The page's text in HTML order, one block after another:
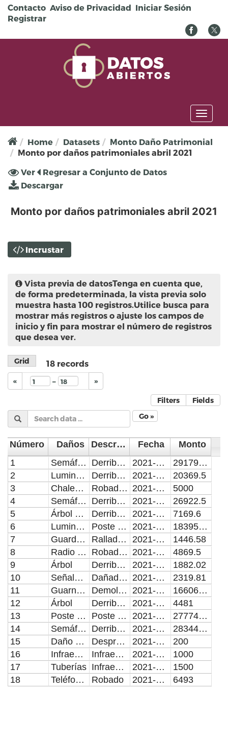
Pasar al contenido principal
Contacto Aviso de Privacidad Iniciar Sesión
Registrar
Toggle
Home
Datasets
Monto Daño Patrimonial
Monto por daños patrimoniales abril 2021
Solapas principales
Ver (solapa
activa)
Regresar a Conjunto de Datos
Descargar
Monto por daños patrimoniales abril 2021
Incrustar
Vista previa de datosTenga en cuenta que,
de forma predeterminada, la vista previa solo
muestra hasta 100 registros.Utilice busca para
mostrar más registros o ajuste los campos de
inicio y fin para mostrar el número de registros
que desea ver.
Grid 18 records
« – »
Filters
Fields
Go »
Número Daños Descripción Fecha
Monto
1
Semáforo Derribado 2021-04-07
29179.03
2
Luminaria Derribado 2021-04-12
20369.5
3
Chaleco balístico Robado, parcialidad 2021-04-19
5000
4
Semáforo y señalética Derribado 2021-04-07
26922.5
5
Árbol derribado Derribado 2021-04-14
7169.6
6
Luminaria Poste cónico derribado 2021-04-14
18395.73
7
Guardapeatón Ralladuras 2021-04-16
1446.58
8
Radio de Policial Robado, parcialidad 2021-04-16
4869.5
9
Árbol Derribado 2021-04-20
1882.02
10
Señalétca Dañado al poste de 3 metros 2021-04-20
2319.81
11
Guarnición Demolición 2021-04-23
16606.94
12
Árbol Derribado 2021-04-23
4481
13
Poste de Luminaria Poste cónico derribado de 9 mts. 2021-04-19
27774.94
14
Semáforo de 3 luces Derribado 2021-04-19
28344.85
15
Daño a vehículo oficial Desprendimiento de pintura 2021-04-23
200
16
Infraestructura Municipal Infraestructura Municipal 2021-04-23
1000
17
Tuberías Infraestructura Municipal 2021-04-30
1500
18
Teléfono Motorola Robado 2021-04-30 6493